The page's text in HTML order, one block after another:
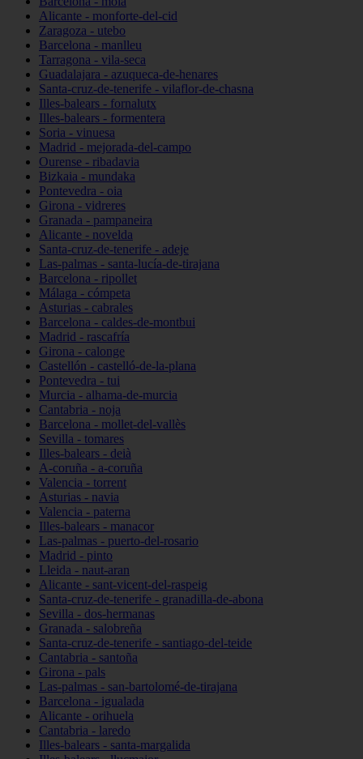
Alicante - monforte-del-cid
Zaragoza - utebo
Barcelona - manlleu
Tarragona - vila-seca
Guadalajara - azuqueca-de-henares
Santa-cruz-de-tenerife - vilaflor-de-chasna
Illes-balears - fornalutx
Illes-balears - formentera
Soria - vinuesa
Madrid - mejorada-del-campo
Ourense - ribadavia
Bizkaia - mundaka
Pontevedra - oia
Girona - vidreres
Granada - pampaneira
Alicante - novelda
Santa-cruz-de-tenerife - adeje
Las-palmas - santa-lucía-de-tirajana
Barcelona - ripollet
Málaga - cómpeta
Asturias - cabrales
Barcelona - caldes-de-montbui
Madrid - rascafría
Girona - calonge
Castellón - castelló-de-la-plana
Pontevedra - tui
Murcia - alhama-de-murcia
Cantabria - noja
Barcelona - mollet-del-vallès
Sevilla - tomares
Illes-balears - deià
A-coruña - a-coruña
Valencia - torrent
Asturias - navia
Valencia - paterna
Illes-balears - manacor
Las-palmas - puerto-del-rosario
Madrid - pinto
Lleida - naut-aran
Alicante - sant-vicent-del-raspeig
Santa-cruz-de-tenerife - granadilla-de-abona
Sevilla - dos-hermanas
Granada - salobreña
Santa-cruz-de-tenerife - santiago-del-teide
Cantabria - santoña
Girona - pals
Las-palmas - san-bartolomé-de-tirajana
Barcelona - igualada
Alicante - orihuela
Cantabria - laredo
Illes-balears - santa-margalida